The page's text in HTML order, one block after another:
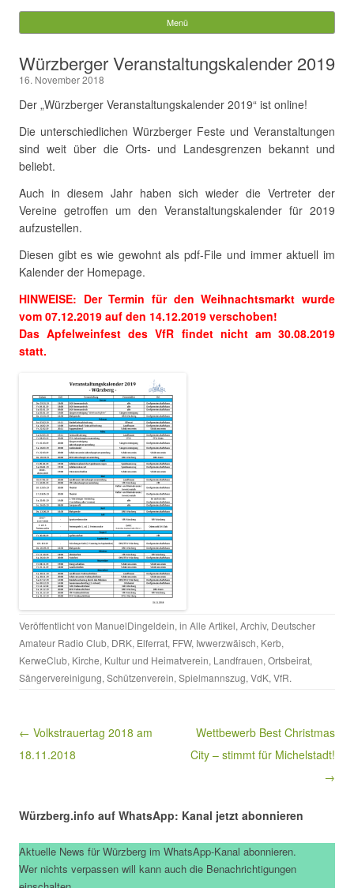
Würzberg.info
nach:
Menü
Würzberger Veranstaltungskalender 2019
16. November 2018
Der „Würzberger Veranstaltungskalender 2019“ ist online!
Die unterschiedlichen Würzberger Feste und Veranstaltungen
sind weit über die Orts- und Landesgrenzen bekannt und
beliebt.
Auch in diesem Jahr haben sich wieder die Vertreter der
Vereine getroffen um den Veranstaltungskalender für 2019
aufzustellen.
Diesen gibt es wie gewohnt als pdf-File und immer aktuell im
Kalender der Homepage.
HINWEISE: Der Termin für den Weihnachtsmarkt wurde
vom 07.12.2019 auf den 14.12.2019 verschoben!
Das Apfelweinfest des VfR findet nicht am 30.08.2019
statt.
Veröffentlicht von ManuelDingeldein, in Alle Artikel, Archiv, Deutscher
Amateur Radio Club, DRK, Elferrat, FFW, Iwwerzwäisch, Kerb,
KerweClub, Kirche, Kultur und Heimatverein, Landfrauen, Ortsbeirat,
Sängervereinigung, Schützenverein, Spielmannszug, VdK, VfR.
Beitragsnavigation
← Volkstrauertag 2018 am
18.11.2018
Wettbewerb Best Christmas
City – stimmt für Michelstadt!
→
Würzberg.info auf WhatsApp: Kanal jetzt abonnieren
Aktuelle News für Würzberg im WhatsApp-Kanal abonnieren.
Wer nichts verpassen will kann auch die Benachrichtigungen